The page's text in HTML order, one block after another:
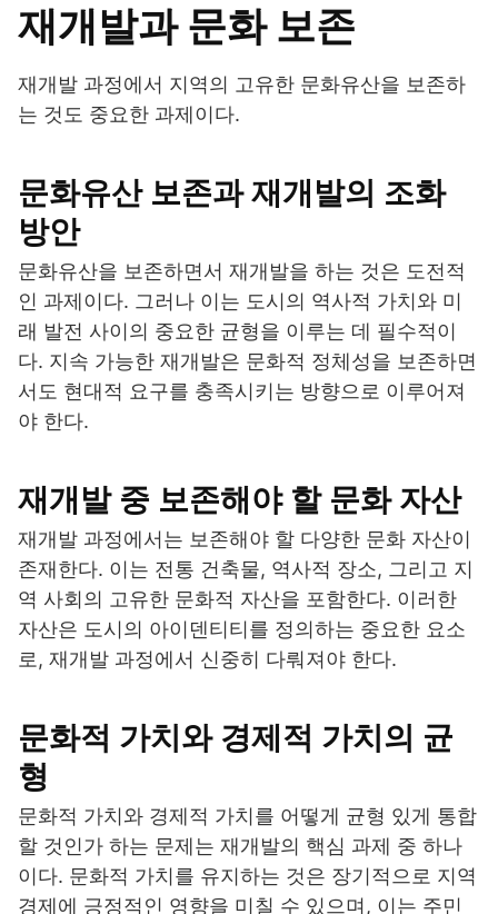
재개발과 문화 보존
재개발 과정에서 지역의 고유한 문화유산을 보존하
는 것도 중요한 과제이다.
문화유산 보존과 재개발의 조화
방안
문화유산을 보존하면서 재개발을 하는 것은 도전적
인 과제이다. 그러나 이는 도시의 역사적 가치와 미
래 발전 사이의 중요한 균형을 이루는 데 필수적이
다. 지속 가능한 재개발은 문화적 정체성을 보존하면
서도 현대적 요구를 충족시키는 방향으로 이루어져
야 한다.
재개발 중 보존해야 할 문화 자산
재개발 과정에서는 보존해야 할 다양한 문화 자산이
존재한다. 이는 전통 건축물, 역사적 장소, 그리고 지
역 사회의 고유한 문화적 자산을 포함한다. 이러한
자산은 도시의 아이덴티티를 정의하는 중요한 요소
로, 재개발 과정에서 신중히 다뤄져야 한다.
문화적 가치와 경제적 가치의 균
형
문화적 가치와 경제적 가치를 어떻게 균형 있게 통합
할 것인가 하는 문제는 재개발의 핵심 과제 중 하나
이다. 문화적 가치를 유지하는 것은 장기적으로 지역
경제에 긍정적인 영향을 미칠 수 있으며, 이는 주민